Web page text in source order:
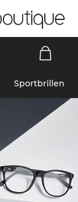
Sportbrillen